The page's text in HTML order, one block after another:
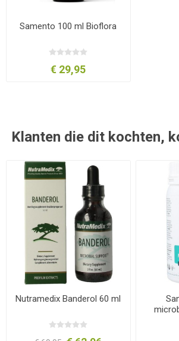
Samento 100 ml Bioflora
€ 29,95
Klanten die dit kochten,
Nutramedix Banderol 60 ml